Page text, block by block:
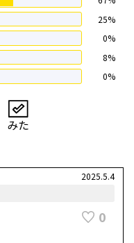
25%
0%
8%
0%
2025.5.4
0